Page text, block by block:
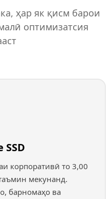
ҳар як қисм барои
оптимизатсия
корпоративӣ то 3,00
мекунанд.
барномаҳо ва